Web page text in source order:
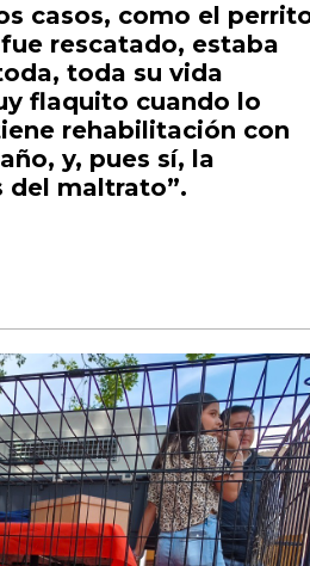
casos, como el
rescatado, estaba
toda su vida
flaquito cuando lo
rehabilitación con
y, pues sí, la
del maltrato”.